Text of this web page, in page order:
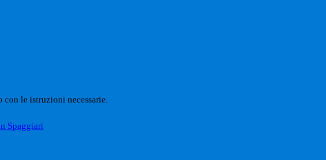
le istruzioni necessarie.
Spaggiari